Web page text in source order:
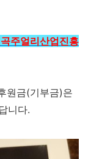
주얼리산업진흥
원금(기부금)은
니다.